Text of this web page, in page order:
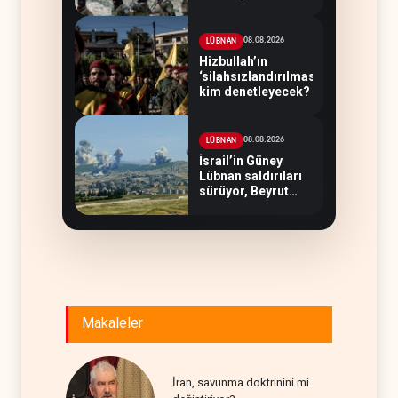
LÜBNAN 08.08.2026
Hizbullah’ın
‘silahsızlandırılmasını’
kim denetleyecek?
LÜBNAN 08.08.2026
İsrail’in Güney
Lübnan saldırıları
sürüyor, Beyrut
Makaleler
İran, savunma doktrinini mi